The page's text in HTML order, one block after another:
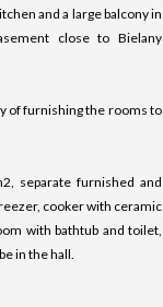
and a large balcony in
close to Bielany
of furnishing the rooms to
separate furnished and
cooker with ceramic
with bathtub and toilet,
in the hall.